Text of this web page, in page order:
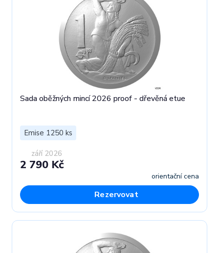
Sada oběžných mincí 2026 proof - dřevěná etue
Emise 1250 ks
září 2026
2 790 Kč
orientační cena
Rezervovat